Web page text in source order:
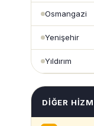
Osmangazi
Yenişehir
Yıldırım
DIĞER